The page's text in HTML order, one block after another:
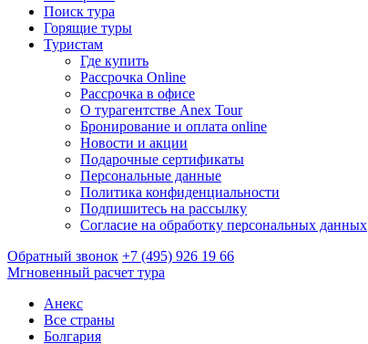
Поиск тура
Горящие туры
Туристам
Где купить
Рассрочка Online
Рассрочка в офисе
О турагентстве Anex Tour
Бронирование и оплата online
Новости и акции
Подарочные сертификаты
Персональные данные
Политика конфиденциальности
Подпишитесь на рассылку
Согласие на обработку персональных данных
Обратный звонок +7 (495) 926 19 66
Мгновенный расчет тура
Анекс
Все страны
Болгария